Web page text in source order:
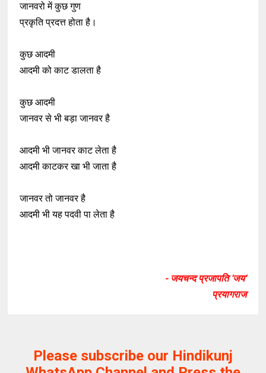
जानवरो में कुछ गुण
प्रकृति प्रदत्त होता है।
कुछ आदमी
आदमी को काट डालता है
कुछ आदमी
जानवर से भी बड़ा जानवर है
आदमी भी जानवर काट लेता है
आदमी काटकर खा भी जाता है
जानवर तो जानवर है
आदमी भी यह पदवी पा लेता है
- जयचन्द प्रजापति 'जय'
प्रयागराज
Please subscribe our Hindikunj